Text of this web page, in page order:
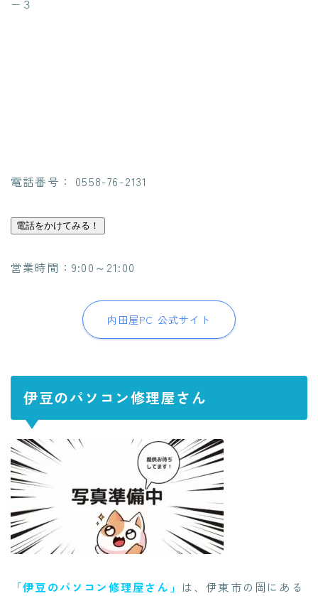
−３
電話番号： 0558-76-2131
電話をかけてみる！
営業時間：9:00～21:00
内田屋PC 公式サイト
伊豆のパソコン修理屋さん
「伊豆のパソコン修理屋さん」 は、伊東市の岡にある